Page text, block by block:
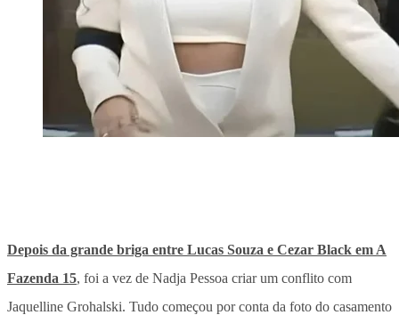
Depois da grande briga entre Lucas Souza e Cezar Black em A
Fazenda 15, foi a vez de Nadja Pessoa criar um conflito com
Jaquelline Grohalski. Tudo começou por conta da foto do casamento